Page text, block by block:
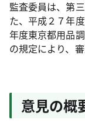
監査委員は、第
た、平成２７年
年度東京都用品
の規定により、
意見の概